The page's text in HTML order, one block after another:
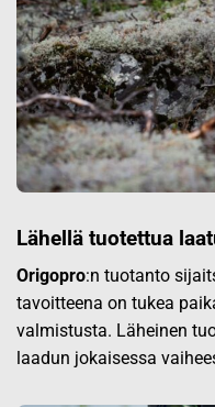
Lähellä tuotettua
Origopro:n tuotanto
tavoitteena on tukea
valmistusta. Läheinen
laadun jokaisessa